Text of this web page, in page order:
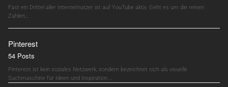
Fast ein Drittel aller Internetnutzer ist auf YouTube aktiv. Geht es um die reinen
Zahlen,…
Pinterest
54 Posts
Pinterest ist kein soziales Netzwerk, sondern bezeichnet sich als visuelle
Suchmaschine für Ideen und Inspiration.…